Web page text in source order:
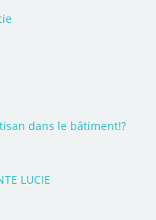
dans le bâtiment!?
LUCIE